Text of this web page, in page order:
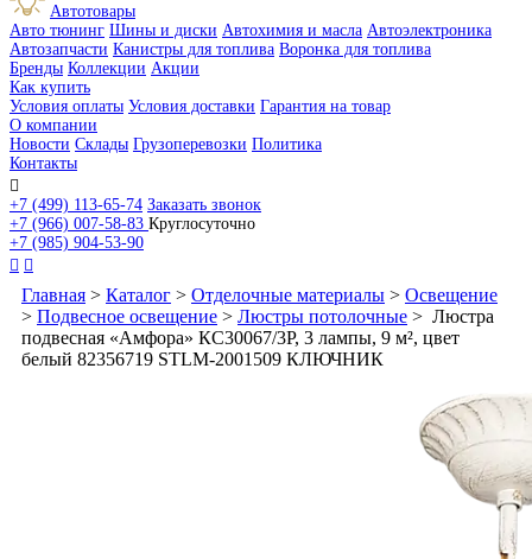
Автотовары
Авто тюнинг Шины и диски Автохимия и масла Автоэлектроника
Автозапчасти Канистры для топлива Воронка для топлива
Бренды Коллекции Акции
Как купить
Условия оплаты Условия доставки Гарантия на товар
О компании
Новости Склады Грузоперевозки Политика
Контакты

+7 (499) 113-65-74 Заказать звонок
+7 (966) 007-58-83 Круглосуточно
+7 (985) 904-53-90
 
Главная > Каталог > Отделочные материалы > Освещение
> Подвесное освещение > Люстры потолочные > Люстра
подвесная «Амфора» КС30067/3P, 3 лампы, 9 м², цвет
белый 82356719 STLM-2001509 КЛЮЧНИК